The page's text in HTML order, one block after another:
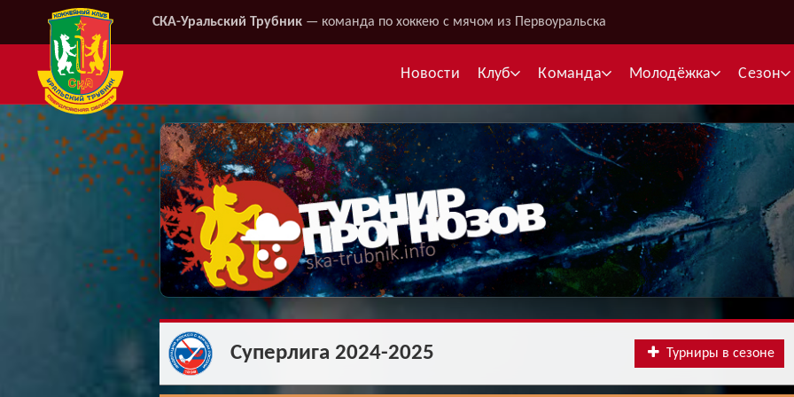
СКА-Уральский Трубник — команда по хоккею с мячом из Первоуральска
Новости Клуб Команда
Межсезонье
Молодёжка
Межсезонье
Сезон
Суперлига 2024-2025 Турниры в сезоне